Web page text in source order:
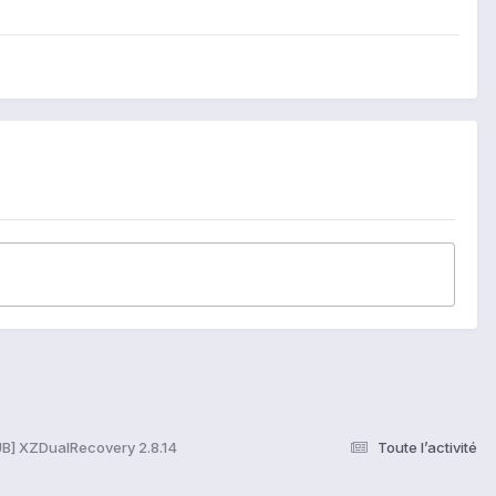
Toute l’activité
XZDualRecovery 2.8.14